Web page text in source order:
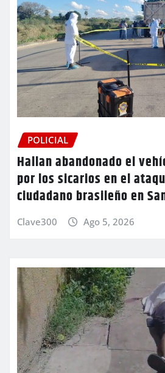
POLICIAL
Hallan abandonado el
por los sicarios en el
ciudadano brasileño en
Clave300 Ago 5, 2026